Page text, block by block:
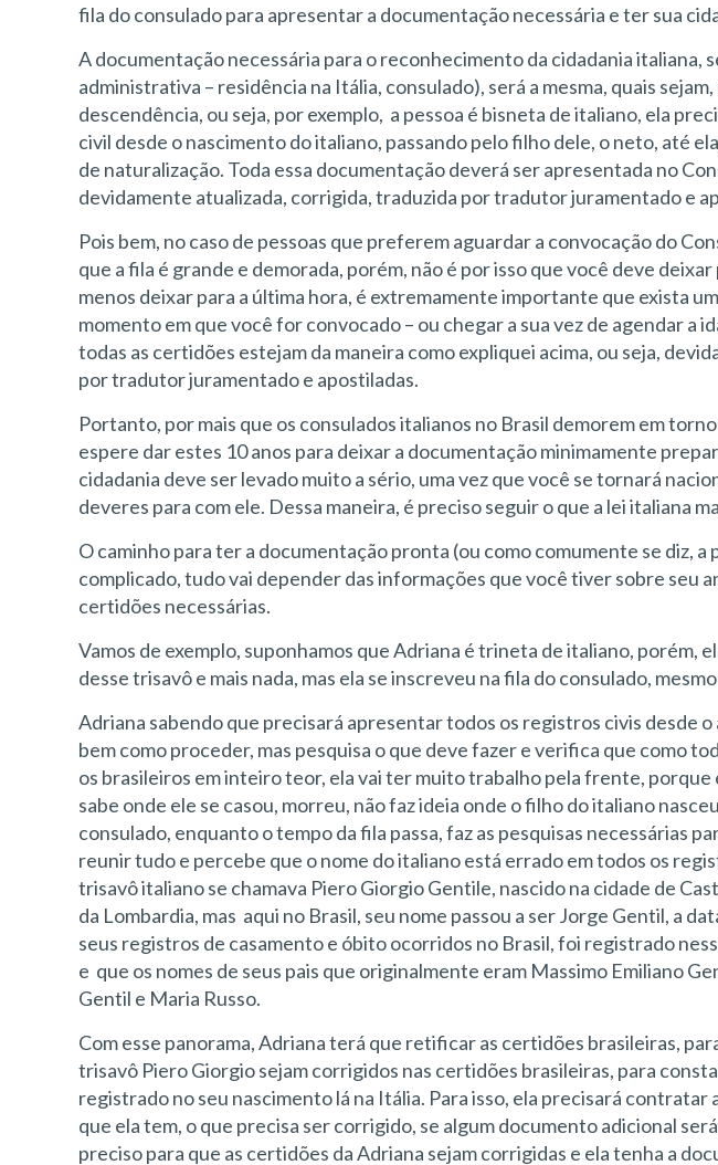
fila do consulado para apresentar a documentação necessária e ter sua
A documentação necessária para o reconhecimento da cidadania italiana,
administrativa – residência na Itália, consulado), será a mesma, quais
descendência, ou seja, por exemplo, a pessoa é bisneta de italiano, ela
civil desde o nascimento do italiano, passando pelo filho dele, o neto, até
de naturalização. Toda essa documentação deverá ser apresentada no
devidamente atualizada, corrigida, traduzida por tradutor juramentado e
Pois bem, no caso de pessoas que preferem aguardar a convocação do
que a fila é grande e demorada, porém, não é por isso que você deve
menos deixar para a última hora, é extremamente importante que exista
momento em que você for convocado – ou chegar a sua vez de agendar a
todas as certidões estejam da maneira como expliquei acima, ou seja,
por tradutor juramentado e apostiladas.
Portanto, por mais que os consulados italianos no Brasil demorem em
espere dar estes 10 anos para deixar a documentação minimamente
cidadania deve ser levado muito a sério, uma vez que você se tornará
deveres para com ele. Dessa maneira, é preciso seguir o que a lei italiana
O caminho para ter a documentação pronta (ou como comumente se diz,
complicado, tudo vai depender das informações que você tiver sobre seu
certidões necessárias.
Vamos de exemplo, suponhamos que Adriana é trineta de italiano, porém,
desse trisavô e mais nada, mas ela se inscreveu na fila do consulado,
Adriana sabendo que precisará apresentar todos os registros civis desde
bem como proceder, mas pesquisa o que deve fazer e verifica que como
os brasileiros em inteiro teor, ela vai ter muito trabalho pela frente, porque
sabe onde ele se casou, morreu, não faz ideia onde o filho do italiano
consulado, enquanto o tempo da fila passa, faz as pesquisas necessárias
reunir tudo e percebe que o nome do italiano está errado em todos os
trisavô italiano se chamava Piero Giorgio Gentile, nascido na cidade de
da Lombardia, mas aqui no Brasil, seu nome passou a ser Jorge Gentil, a
seus registros de casamento e óbito ocorridos no Brasil, foi registrado
e que os nomes de seus pais que originalmente eram Massimo Emiliano
Gentil e Maria Russo.
Com esse panorama, Adriana terá que retificar as certidões brasileiras,
trisavô Piero Giorgio sejam corrigidos nas certidões brasileiras, para
registrado no seu nascimento lá na Itália. Para isso, ela precisará
que ela tem, o que precisa ser corrigido, se algum documento adicional
preciso para que as certidões da Adriana sejam corrigidas e ela tenha a